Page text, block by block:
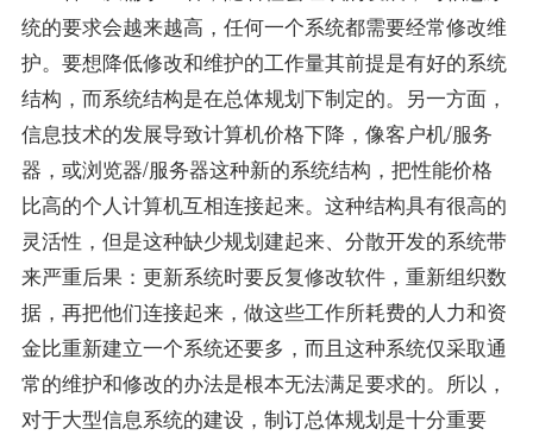
统的要求会越来越高，任何一个系统都需要经常修改维
护。要想降低修改和维护的工作量其前提是有好的系统
结构，而系统结构是在总体规划下制定的。另一方面，
信息技术的发展导致计算机价格下降，像客户机/服务
器，或浏览器/服务器这种新的系统结构，把性能价格
比高的个人计算机互相连接起来。这种结构具有很高的
灵活性，但是这种缺少规划建起来、分散开发的系统带
来严重后果：更新系统时要反复修改软件，重新组织数
据，再把他们连接起来，做这些工作所耗费的人力和资
金比重新建立一个系统还要多，而且这种系统仅采取通
常的维护和修改的办法是根本无法满足要求的。所以，
对于大型信息系统的建设，制订总体规划是十分重要